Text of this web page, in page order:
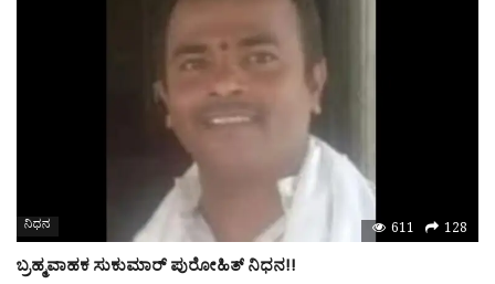
ನಿಧನ 611 128
ಬ್ರಹ್ಮವಾಹಕ ಸುಕುಮಾರ್ ಪುರೋಹಿತ್ ನಿಧನ!!